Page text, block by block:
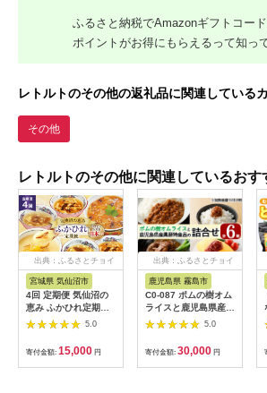
ふるさと納税でAmazonギフトコー
ポイントがお得にもらえるって知っ
レトルトのその他の返礼品に関連している
その他
レトルトのその他に関連しているおす
出典：ふるさとチョイ
宮城県 気仙沼市
4回 定期便 気仙沼の
恵み ふかひれ定期便
[気仙沼市物産振興協
会 宮城県 気仙沼市
20565327] 魚介 ふか
ひれ フカヒレ 鱶鰭 ス
ープ 丼 茶碗蒸し 4ヶ
5.0
寄付金額: 15,000 円
出典：ふるさとチョイ
鹿児島県 霧島市
C0-087 ポムの樹オム
ライスと鹿児島県産黒
豚特産品の詰め合わせ
セット(4種計6個)【富
士食品】
5.0
寄付金額: 30,000 円